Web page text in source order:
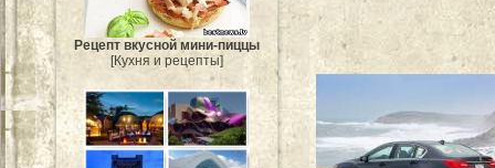
Рецепт вкусной мини-пиццы
[Кухня и рецепты]